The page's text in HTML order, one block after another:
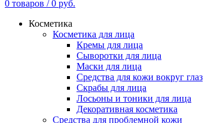
0 товаров / 0 руб.
Косметика
Косметика для лица
Кремы для лица
Сыворотки для лица
Маски для лица
Средства для кожи вокруг глаз
Скрабы для лица
Лосьоны и тоники для лица
Декоративная косметика
Средства для проблемной кожи